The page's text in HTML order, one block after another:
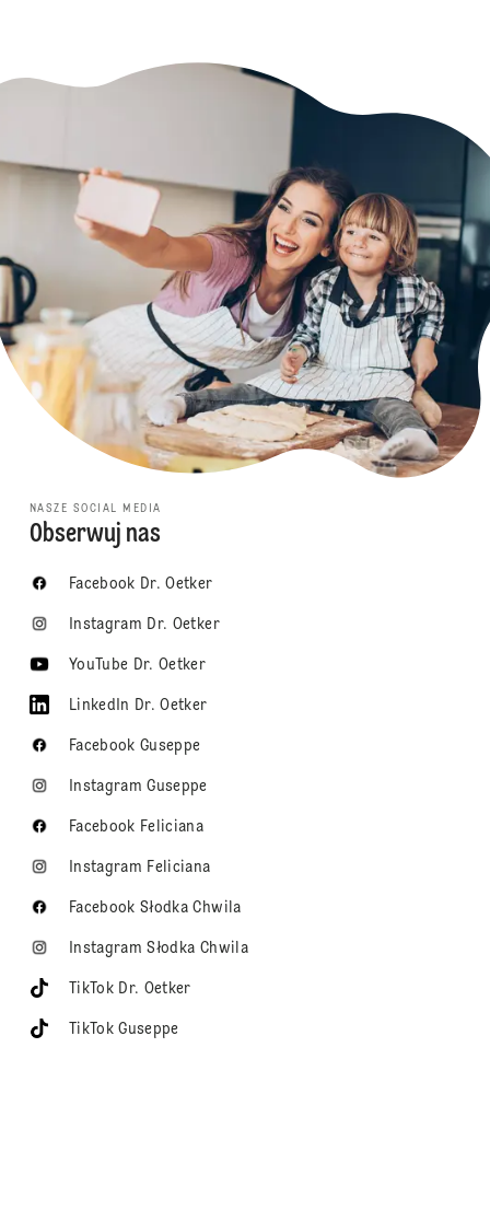
NASZE SOCIAL MEDIA
Obserwuj nas
Facebook Dr. Oetker
Instagram Dr. Oetker
YouTube Dr. Oetker
LinkedIn Dr. Oetker
Facebook Guseppe
Instagram Guseppe
Facebook Feliciana
Instagram Feliciana
Facebook Słodka Chwila
Instagram Słodka Chwila
TikTok Dr. Oetker
TikTok Guseppe